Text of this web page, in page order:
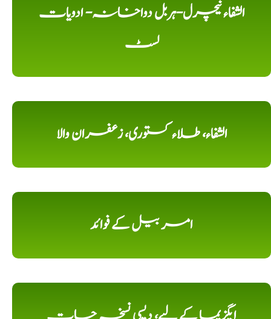
الشفاء نیچرل-ہربل دواخانہ- ادویات
لسٹ
الشفاء، طلاء کستوری، زعفران والا
امر بیل کے فوائد